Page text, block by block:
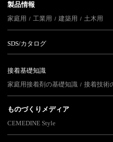
製品情報
家庭用
工業用 建築用 土木用
SDS/カタログ
接着基礎知識
家庭用接着剤の基礎知識
接着技術
ものづくりメディア
CEMEDINE Style